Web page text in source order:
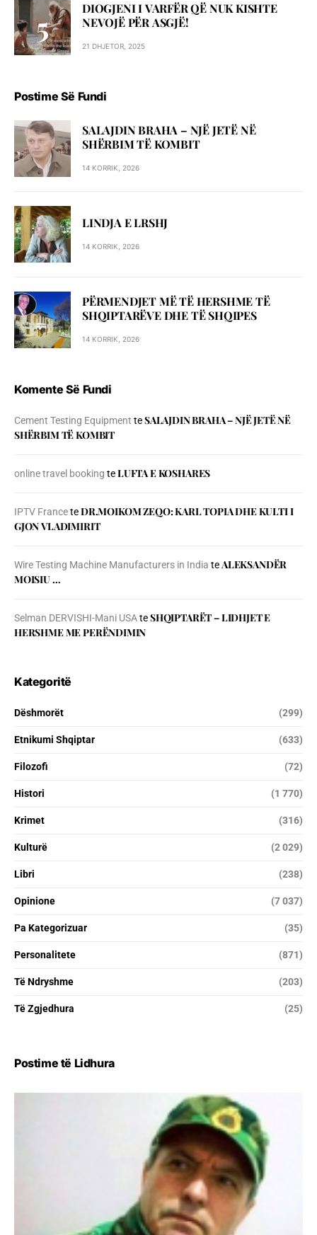
DIOGJENI I VARFËR QË NUK KISHTE
NEVOJË PËR ASGJË!
21 DHJETOR, 2025
Postime Së Fundi
SALAJDIN BRAHA – NJЁ JETЁ NЁ
SHЁRBIM TЁ KOMBIT
14 KORRIK, 2026
LINDJA E LRSHJ
14 KORRIK, 2026
PËRMENDJET MË TË HERSHME TË
SHQIPTARËVE DHE TË SHQIPES
14 KORRIK, 2026
Komente Së Fundi
Cement Testing Equipment teSALAJDIN BRAHA – NJЁ JETЁ NЁ
SHЁRBIM TЁ KOMBIT
online travel booking teLUFTA E KOSHARES
IPTV FranceteDR.MOIKOM ZEQO: KARL TOPIA DHE KULTI I
GJON VLADIMIRIT
Wire Testing Machine Manufacturers in India teALEKSANDËR
MOISIU …
Selman DERVISHI-Mani USAteSHQIPTARËT – LIDHJET E
HERSHME ME PERËNDIMIN
Kategoritë
Dëshmorët (299)
Etnikumi Shqiptar (633)
Filozofi (72)
Histori (1 770)
Krimet (316)
Kulturë (2 029)
Libri (238)
Opinione (7 037)
Pa Kategorizuar (35)
Personalitete (871)
Të Ndryshme (203)
Të Zgjedhura (25)
Postime të Lidhura